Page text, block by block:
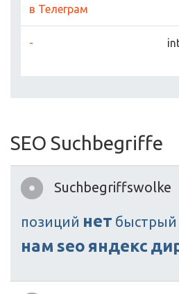
в Телеграм
-
SEO Suchbegriffe
Suchbegriffswolke
позиций нет быстрый
нам seo яндекс